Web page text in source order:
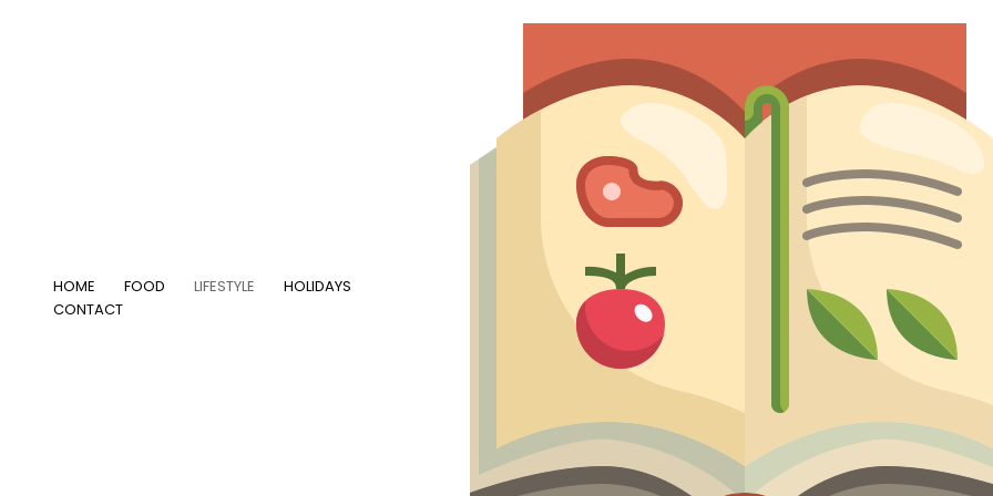
HOME FOOD LIFESTYLE
HOLIDAYS
CONTACT